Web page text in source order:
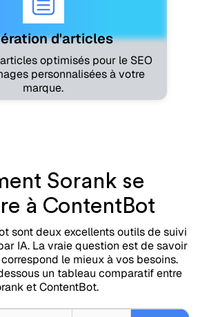
d'articles
optimisés pour le SEO
personnalisées à votre
marque.
Sorank se
à ContentBot
sont deux excellents outils de suivi
IA. La vraie question est de savoir
le mieux à vos besoins.
un tableau comparatif entre
et ContentBot.